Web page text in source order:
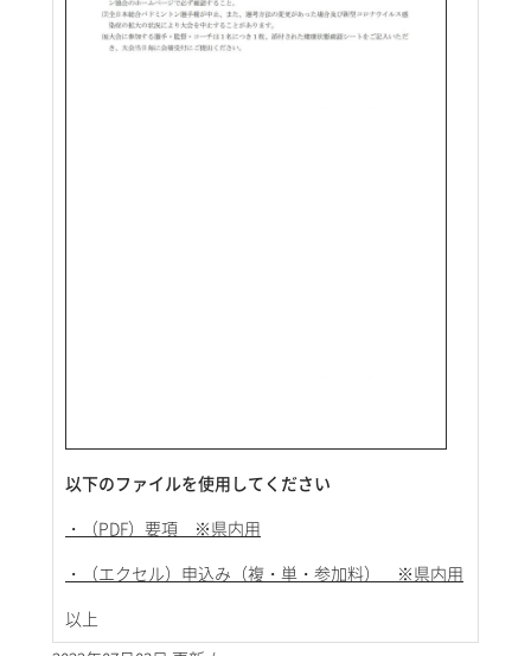
以下のファイルを使用してください
・（PDF）要項 ※県内用
・（エクセル）申込み（複・単・参加料） ※県内用
以上